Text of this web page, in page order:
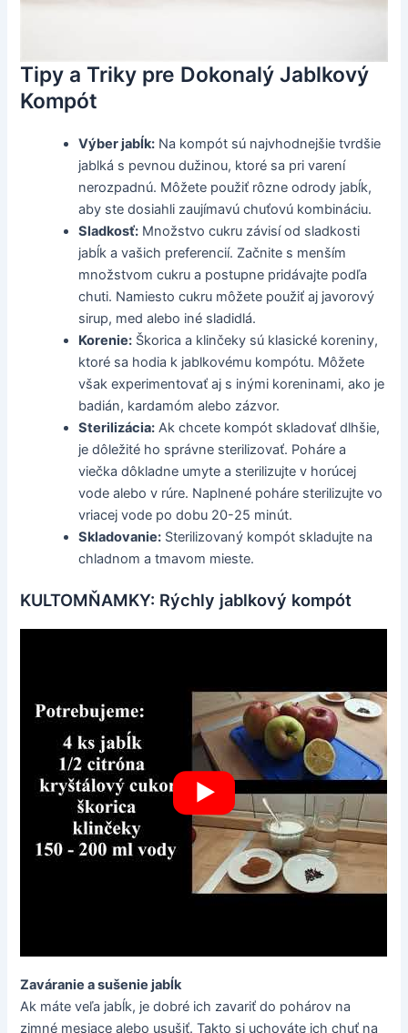
Tipy a Triky pre Dokonalý Jablkový
Kompót
Výber jabĺk: Na kompót sú najvhodnejšie tvrdšie
jablká s pevnou dužinou, ktoré sa pri varení
nerozpadnú. Môžete použiť rôzne odrody jabĺk,
aby ste dosiahli zaujímavú chuťovú kombináciu.
Sladkosť: Množstvo cukru závisí od sladkosti
jabĺk a vašich preferencií. Začnite s menším
množstvom cukru a postupne pridávajte podľa
chuti. Namiesto cukru môžete použiť aj javorový
sirup, med alebo iné sladidlá.
Korenie: Škorica a klinčeky sú klasické koreniny,
ktoré sa hodia k jablkovému kompótu. Môžete
však experimentovať aj s inými koreninami, ako je
badián, kardamóm alebo zázvor.
Sterilizácia: Ak chcete kompót skladovať dlhšie,
je dôležité ho správne sterilizovať. Poháre a
viečka dôkladne umyte a sterilizujte v horúcej
vode alebo v rúre. Naplnené poháre sterilizujte vo
vriacej vode po dobu 20-25 minút.
Skladovanie: Sterilizovaný kompót skladujte na
chladnom a tmavom mieste.
KULTOMŇAMKY: Rýchly jablkový kompót
Zaváranie a sušenie jabĺk
Ak máte veľa jabĺk, je dobré ich zavariť do pohárov na
zimné mesiace alebo usušiť. Takto si uchováte ich chuť na